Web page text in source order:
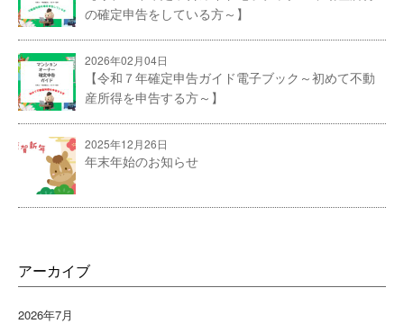
の確定申告をしている方～】
2026年02月04日
【令和７年確定申告ガイド電子ブック～初めて不動
産所得を申告する方～】
2025年12月26日
年末年始のお知らせ
アーカイブ
2026年7月